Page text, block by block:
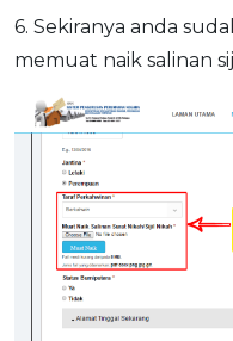
6. Sekiranya anda
memuat naik salinan